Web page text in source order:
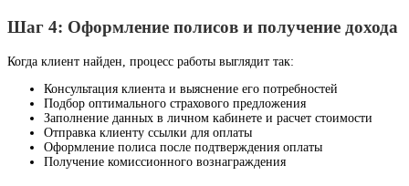
Шаг 4: Оформление полисов и получение дохода
Когда клиент найден, процесс работы выглядит так:
Консультация клиента и выяснение его потребностей
Подбор оптимального страхового предложения
Заполнение данных в личном кабинете и расчет стоимости
Отправка клиенту ссылки для оплаты
Оформление полиса после подтверждения оплаты
Получение комиссионного вознаграждения